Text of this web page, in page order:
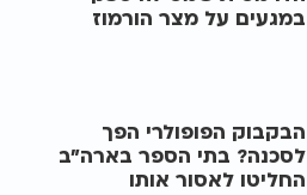
במגעים על מצר הורמוז
הבקבוק הפופולרי הפך
לסכנה? בתי הספר בארה"ב
החליטו לאסור אותו